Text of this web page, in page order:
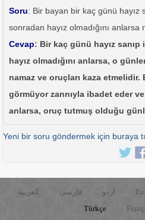
Soru: Bir bayan bir kaç günü hayız
sonradan hayız olmadığını anlarsa
Cevap: Bir kaç günü hayız
hayız olmadığını anlarsa, o
namaz ve oruçları kaza etmelidir.
görmüyor zannıyla ibadet eder
anlarsa, oruç tutmuş olduğu
Yeni bir soru göndermek için buraya
العربية فارسی اردو
Türkçe